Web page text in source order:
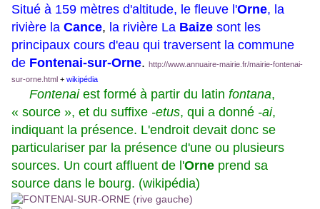
Situé à 159 mètres d'altitude, le fleuve l'Orne, la
rivière la Cance, la rivière La Baize sont les
principaux cours d'eau qui traversent la commune
de Fontenai-sur-Orne. http://www.annuaire-mairie.fr/mairie-fontenai-
sur-orne.html + wikipédia
Fontenaiest formé à partir du latin fontana,
« source », et du suffixe -etus, qui a donné -ai,
indiquant la présence. L'endroit devait donc se
particulariser par la présence d'une ou plusieurs
sources. Un court affluent de l'Orne prend sa
source dans le bourg. (wikipédia)